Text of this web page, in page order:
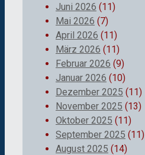
Juni 2026 (11)
Mai 2026 (7)
April 2026 (11)
März 2026 (11)
Februar 2026 (9)
Januar 2026 (10)
Dezember 2025 (11)
November 2025 (13)
Oktober 2025 (11)
September 2025 (11)
August 2025 (14)